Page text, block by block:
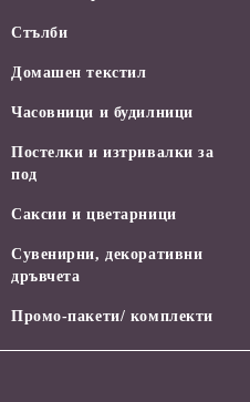
Стълби
Домашен текстил
Часовници и будилници
Постелки и изтривалки за
под
Саксии и цветарници
Сувенирни, декоративни
дръвчета
Промо-пакети/ комплекти